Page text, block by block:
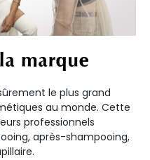
marque
le plus grand
au monde. Cette
professionnels
après-shampooing,